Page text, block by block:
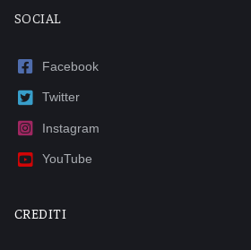
SOCIAL
Facebook
Twitter
Instagram
YouTube
CREDITI